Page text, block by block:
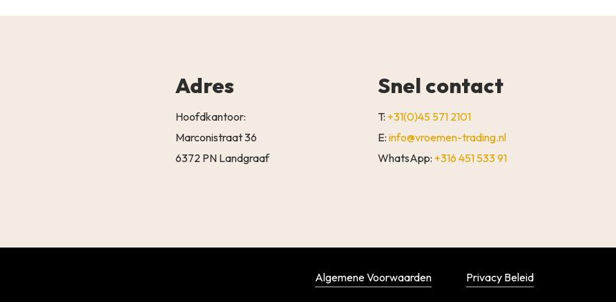
Adres
Hoofdkantoor:
Marconistraat 36
6372 PN Landgraaf
Snel contact
T: +31(0)45 571 2101
E:info@vroemen-trading.nl
WhatsApp: +316 451 533 91
Algemene Voorwaarden Privacy Beleid